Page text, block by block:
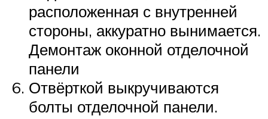
расположенная с внутренней
стороны, аккуратно вынимается.
Демонтаж оконной отделочной
панели
Отвёрткой выкручиваются
болты отделочной панели.